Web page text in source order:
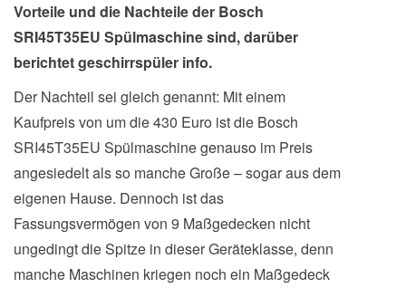
Vorteile und die Nachteile der Bosch
SRI45T35EU Spülmaschine sind, darüber
berichtet geschirrspüler info.
Der Nachteil sei gleich genannt: Mit einem
Kaufpreis von um die 430 Euro ist die Bosch
SRI45T35EU Spülmaschine genauso im Preis
angesiedelt als so manche Große – sogar aus dem
eigenen Hause. Dennoch ist das
Fassungsvermögen von 9 Maßgedecken nicht
ungedingt die Spitze in dieser Geräteklasse, denn
manche Maschinen kriegen noch ein Maßgedeck